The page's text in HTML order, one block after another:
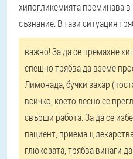
хипогликемията преминава в
съзнание. В тази ситуация
важно!За да се премахне
спешно трябва да вземе
Лимонада, бучки захар
всичко, което лесно се
свърши работа. За да се
пациент, приемащ
глюкозата, трябва винаги